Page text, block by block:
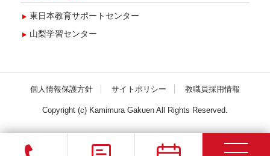
東日本教育サポートセンター
山梨学習センター
個人情報保護方針 サイトポリシー 教職員採用情報
Copyright (c) Kamimura Gakuen All Rights Reserved.